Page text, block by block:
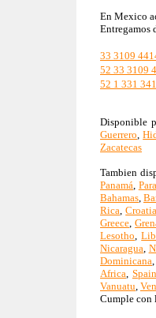
En Mexico
Entregamos
33 3109
52 33 3109
52 1 331
Disponible
Guerrero,
Zacatecas
Tambien
Panamá,
Bahamas,
Rica,
Greece,
Lesotho,
Nicaragua,
Dominicana,
Africa, Spain
Vanuatu,
Cumple con